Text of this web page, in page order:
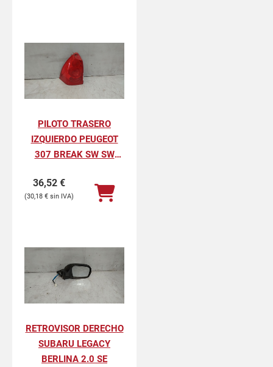
PILOTO TRASERO
IZQUIERDO PEUGEOT
307 BREAK SW SW
36,52 €
30,18 €
RETROVISOR DERECHO
SUBARU LEGACY
BERLINA 2.0 SE